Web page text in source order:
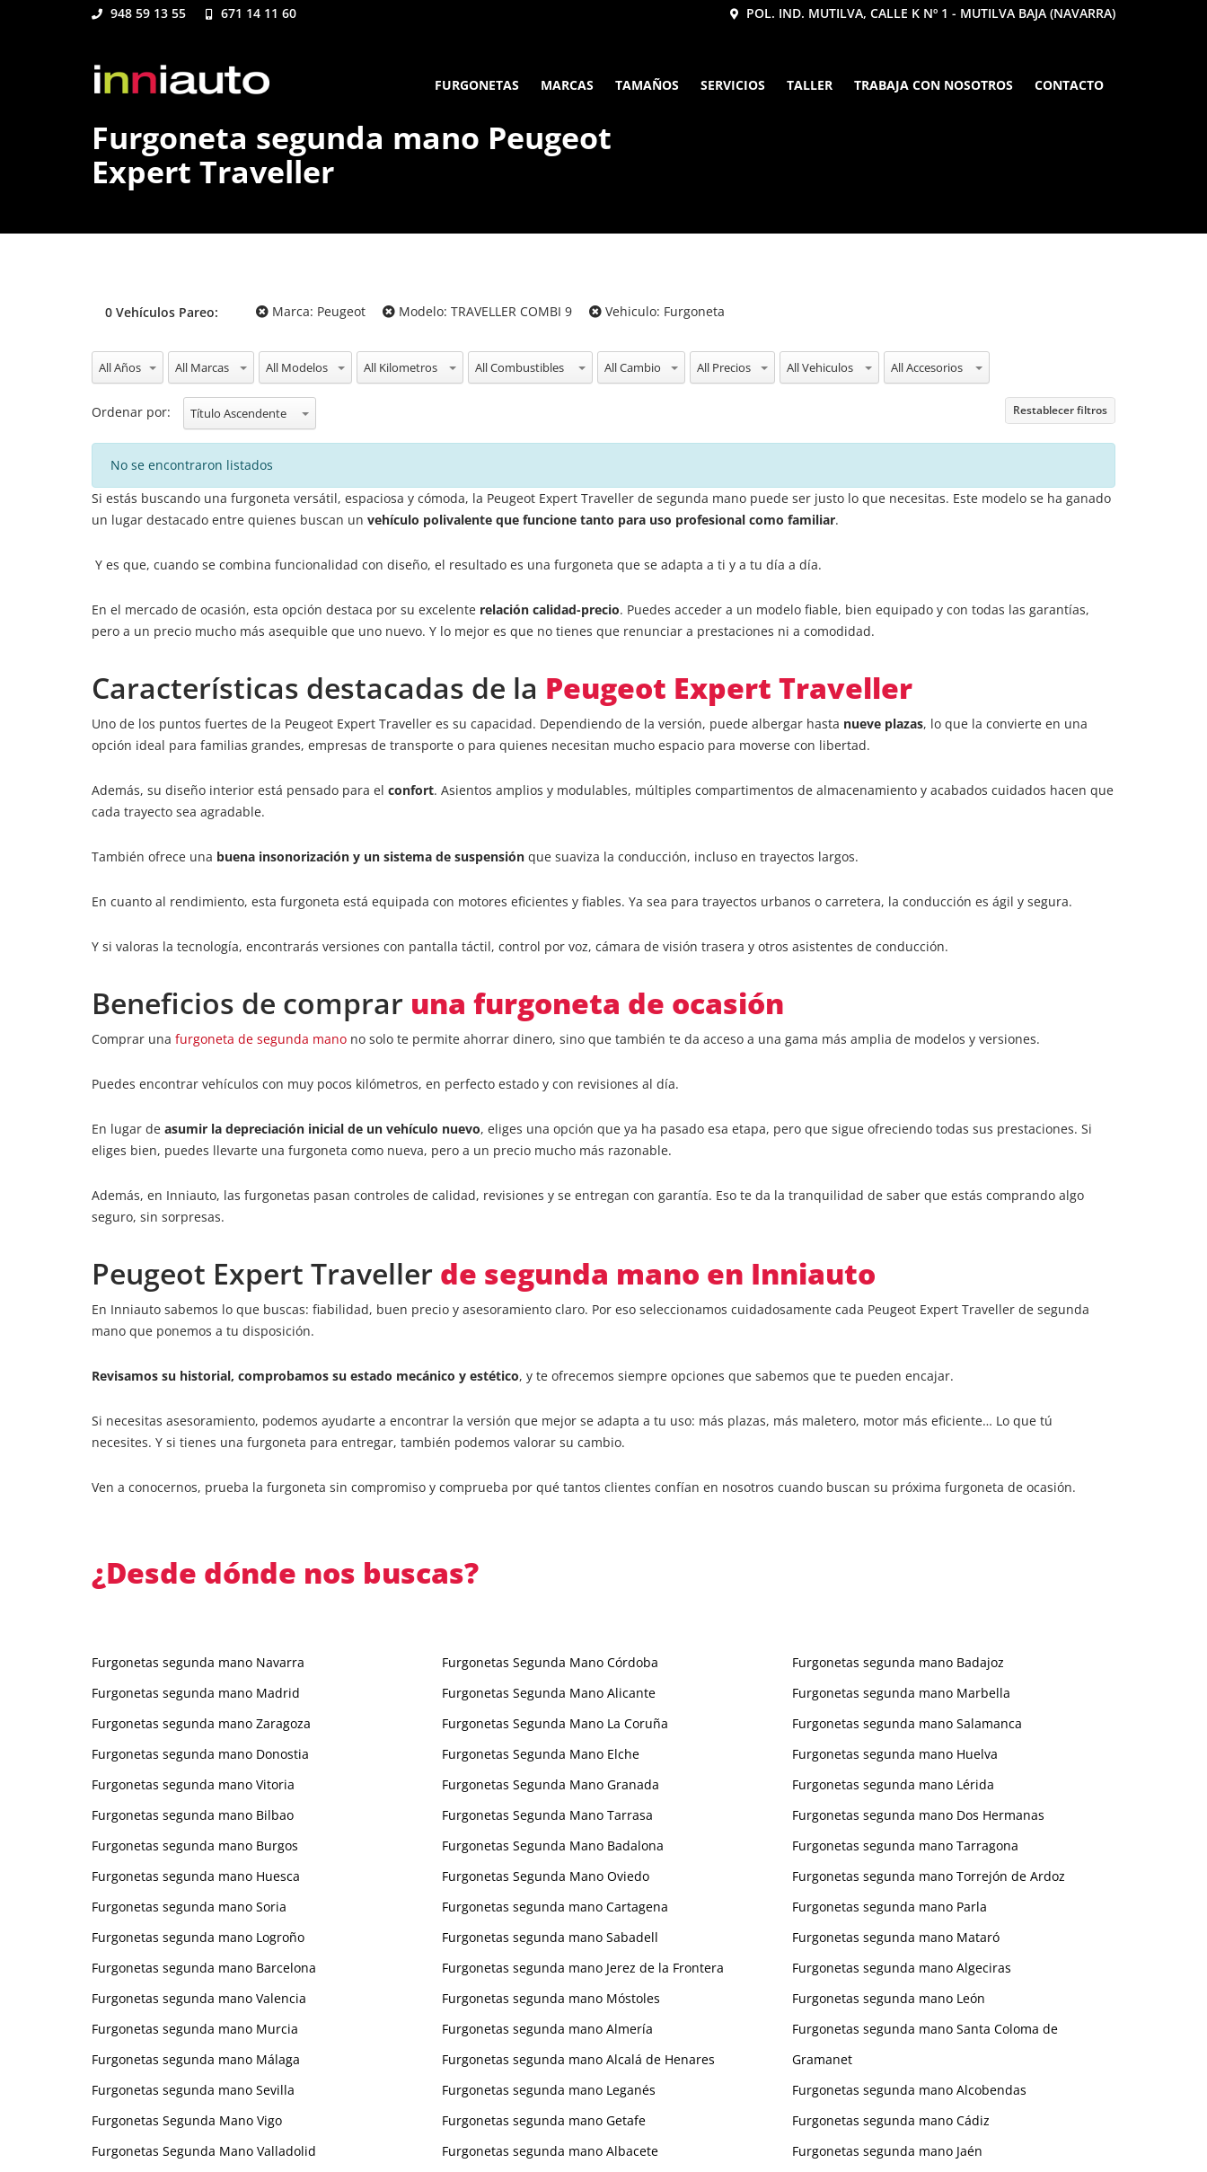
948 59 13 55 671 14 11 60 POL. IND. MUTILVA, CALLE K Nº 1 - MUTILVA BAJA (NAVARRA)
FURGONETAS MARCAS TAMAÑOS SERVICIOS TALLER TRABAJA CON NOSOTROS CONTACTO
Furgoneta segunda mano Peugeot
Expert Traveller
0 Vehículos Pareo: Marca: Peugeot Modelo: TRAVELLER COMBI 9 Vehiculo: Furgoneta
All Años All Marcas All Modelos All Kilometros All Combustibles All Cambio All Precios All Vehiculos All Accesorios
Ordenar por: Título Ascendente Restablecer filtros
No se encontraron listados
Si estás buscando una furgoneta versátil, espaciosa y cómoda, la Peugeot Expert Traveller de segunda mano puede ser justo lo que necesitas. Este modelo se ha ganado
un lugar destacado entre quienes buscan un vehículo polivalente que funcione tanto para uso profesional como familiar.
Y es que, cuando se combina funcionalidad con diseño, el resultado es una furgoneta que se adapta a ti y a tu día a día.
En el mercado de ocasión, esta opción destaca por su excelente relación calidad-precio. Puedes acceder a un modelo fiable, bien equipado y con todas las garantías,
pero a un precio mucho más asequible que uno nuevo. Y lo mejor es que no tienes que renunciar a prestaciones ni a comodidad.
Características destacadas de la Peugeot Expert Traveller
Uno de los puntos fuertes de la Peugeot Expert Traveller es su capacidad. Dependiendo de la versión, puede albergar hasta nueve plazas, lo que la convierte en una
opción ideal para familias grandes, empresas de transporte o para quienes necesitan mucho espacio para moverse con libertad.
Además, su diseño interior está pensado para el confort. Asientos amplios y modulables, múltiples compartimentos de almacenamiento y acabados cuidados hacen que
cada trayecto sea agradable.
También ofrece una buena insonorización y un sistema de suspensión que suaviza la conducción, incluso en trayectos largos.
En cuanto al rendimiento, esta furgoneta está equipada con motores eficientes y fiables. Ya sea para trayectos urbanos o carretera, la conducción es ágil y segura.
Y si valoras la tecnología, encontrarás versiones con pantalla táctil, control por voz, cámara de visión trasera y otros asistentes de conducción.
Beneficios de comprar una furgoneta de ocasión
Comprar una furgoneta de segunda mano no solo te permite ahorrar dinero, sino que también te da acceso a una gama más amplia de modelos y versiones.
Puedes encontrar vehículos con muy pocos kilómetros, en perfecto estado y con revisiones al día.
En lugar de asumir la depreciación inicial de un vehículo nuevo, eliges una opción que ya ha pasado esa etapa, pero que sigue ofreciendo todas sus prestaciones. Si
eliges bien, puedes llevarte una furgoneta como nueva, pero a un precio mucho más razonable.
Además, en Inniauto, las furgonetas pasan controles de calidad, revisiones y se entregan con garantía. Eso te da la tranquilidad de saber que estás comprando algo
seguro, sin sorpresas.
Peugeot Expert Traveller de segunda mano en Inniauto
En Inniauto sabemos lo que buscas: fiabilidad, buen precio y asesoramiento claro. Por eso seleccionamos cuidadosamente cada Peugeot Expert Traveller de segunda
mano que ponemos a tu disposición.
Revisamos su historial, comprobamos su estado mecánico y estético, y te ofrecemos siempre opciones que sabemos que te pueden encajar.
Si necesitas asesoramiento, podemos ayudarte a encontrar la versión que mejor se adapta a tu uso: más plazas, más maletero, motor más eficiente… Lo que tú
necesites. Y si tienes una furgoneta para entregar, también podemos valorar su cambio.
Ven a conocernos, prueba la furgoneta sin compromiso y comprueba por qué tantos clientes confían en nosotros cuando buscan su próxima furgoneta de ocasión.
¿Desde dónde nos buscas?
Furgonetas segunda mano Navarra
Furgonetas segunda mano Madrid
Furgonetas segunda mano Zaragoza
Furgonetas segunda mano Donostia
Furgonetas segunda mano Vitoria
Furgonetas segunda mano Bilbao
Furgonetas segunda mano Burgos
Furgonetas segunda mano Huesca
Furgonetas segunda mano Soria
Furgonetas segunda mano Logroño
Furgonetas segunda mano Barcelona
Furgonetas segunda mano Valencia
Furgonetas segunda mano Murcia
Furgonetas segunda mano Málaga
Furgonetas segunda mano Sevilla
Furgonetas Segunda Mano Vigo
Furgonetas Segunda Mano Valladolid
Furgonetas Segunda Mano Córdoba
Furgonetas Segunda Mano Alicante
Furgonetas Segunda Mano La Coruña
Furgonetas Segunda Mano Elche
Furgonetas Segunda Mano Granada
Furgonetas Segunda Mano Tarrasa
Furgonetas Segunda Mano Badalona
Furgonetas Segunda Mano Oviedo
Furgonetas segunda mano Cartagena
Furgonetas segunda mano Sabadell
Furgonetas segunda mano Jerez de la Frontera
Furgonetas segunda mano Móstoles
Furgonetas segunda mano Almería
Furgonetas segunda mano Alcalá de Henares
Furgonetas segunda mano Leganés
Furgonetas segunda mano Getafe
Furgonetas segunda mano Albacete
Furgonetas segunda mano Badajoz
Furgonetas segunda mano Marbella
Furgonetas segunda mano Salamanca
Furgonetas segunda mano Huelva
Furgonetas segunda mano Lérida
Furgonetas segunda mano Dos Hermanas
Furgonetas segunda mano Tarragona
Furgonetas segunda mano Torrejón de Ardoz
Furgonetas segunda mano Parla
Furgonetas segunda mano Mataró
Furgonetas segunda mano Algeciras
Furgonetas segunda mano León
Furgonetas segunda mano Santa Coloma de
Gramanet
Furgonetas segunda mano Alcobendas
Furgonetas segunda mano Cádiz
Furgonetas segunda mano Jaén